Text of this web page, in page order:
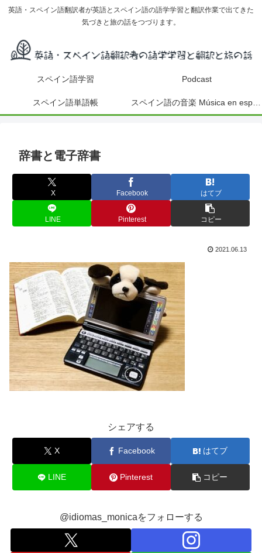
英語・スペイン語翻訳者が英語とスペイン語の語学学習と翻訳作業で出てきた
気づきと旅の話をつづります。
スペイン語学習 Podcast
スペイン語単語帳
辞書と電子辞書
X Facebook はてブ
LINE Pinterest コピー
2021.06.13
シェアする
X Facebook はてブ
LINE Pinterest コピー
@idiomas_monicaをフォローする